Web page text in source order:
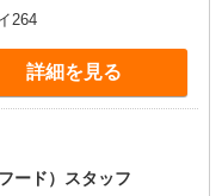
時給＋150円
264
詳細を見る
ード）スタッフ